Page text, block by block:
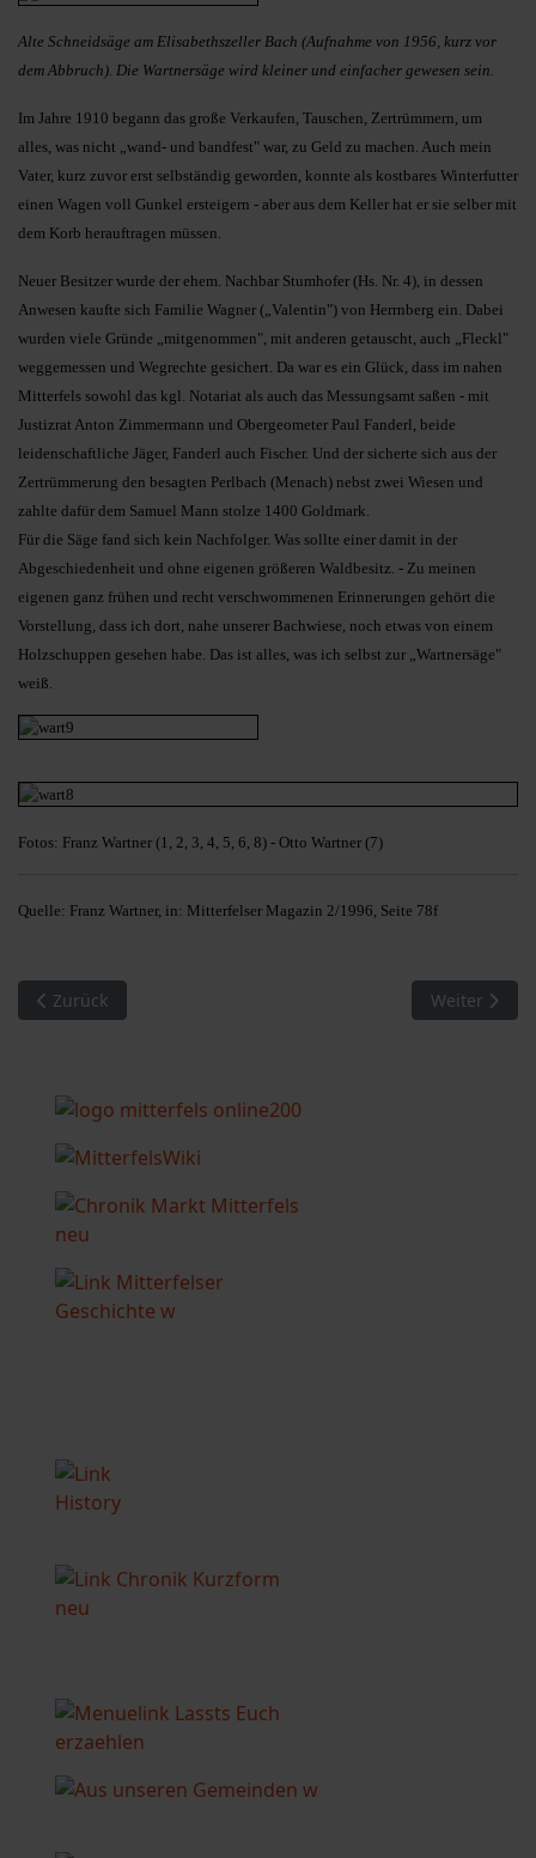
Alte Schneidsäge am Elisabethszeller Bach (Aufnahme von 1956, kurz vor
dem Abbruch). Die Wartnersäge wird kleiner und einfacher gewesen sein.
Im Jahre 1910 begann das große Verkaufen, Tauschen, Zertrümmern, um
alles, was nicht „wand- und bandfest" war, zu Geld zu machen. Auch mein
Vater, kurz zuvor erst selbständig geworden, konnte als kostbares Winterfutter
einen Wagen voll Gunkel ersteigern - aber aus dem Keller hat er sie selber mit
dem Korb herauftragen müssen.
Neuer Besitzer wurde der ehem. Nachbar Stumhofer (Hs. Nr. 4), in dessen
Anwesen kaufte sich Familie Wagner („Valentin") von Herrnberg ein. Dabei
wurden viele Gründe „mitgenommen", mit anderen getauscht, auch „Fleckl"
weggemessen und Wegrechte gesichert. Da war es ein Glück, dass im nahen
Mitterfels sowohl das kgl. Notariat als auch das Messungsamt saßen - mit
Justizrat Anton Zimmermann und Obergeometer Paul Fanderl, beide
leidenschaftliche Jäger, Fanderl auch Fischer. Und der sicherte sich aus der
Zertrümmerung den besagten Perlbach (Menach) nebst zwei Wiesen und
zahlte dafür dem Samuel Mann stolze 1400 Goldmark.
Für die Säge fand sich kein Nachfolger. Was sollte einer damit in der
Abgeschiedenheit und ohne eigenen größeren Waldbesitz. - Zu meinen
eigenen ganz frühen und recht verschwommenen Erinnerungen gehört die
Vorstellung, dass ich dort, nahe unserer Bachwiese, noch etwas von einem
Holzschuppen gesehen habe. Das ist alles, was ich selbst zur „Wartnersäge"
weiß.
Fotos: Franz Wartner (1, 2, 3, 4, 5, 6, 8) - Otto Wartner (7)
Quelle: Franz Wartner, in: Mitterfelser Magazin 2/1996, Seite 78f
Vorheriger Beitrag: Mühlen an der Menach (24): Die
Zurück Nächster
Weiter